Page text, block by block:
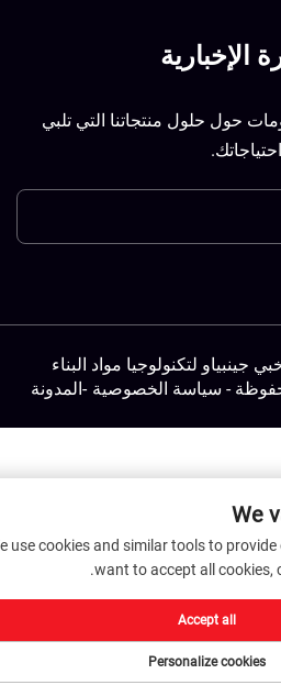
حلول منتجاتنا التي تلبي
لتكنولوجيا مواد البناء
-سياسة الخصوصية -المدونة
We use cookies and similar tools to
want to accept all
Personalize
Accept all